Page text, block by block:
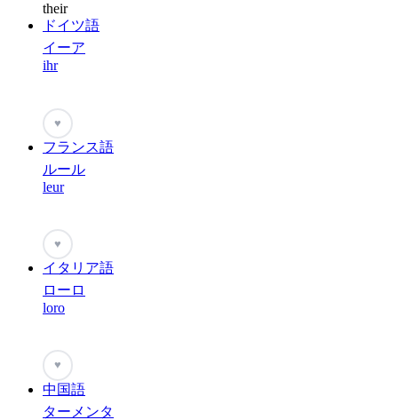
their
ドイツ語
イーア
ihr
♥
フランス語
ルール
leur
♥
イタリア語
ローロ
loro
♥
中国語
ターメンタ